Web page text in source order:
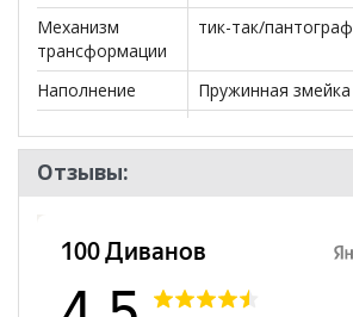
Механизм
трансформации
тик-так/пантограф
Наполнение
Пружинная змейка
мест
Наличие короба
да
Нагрузка
Высота
450
Отзывы: